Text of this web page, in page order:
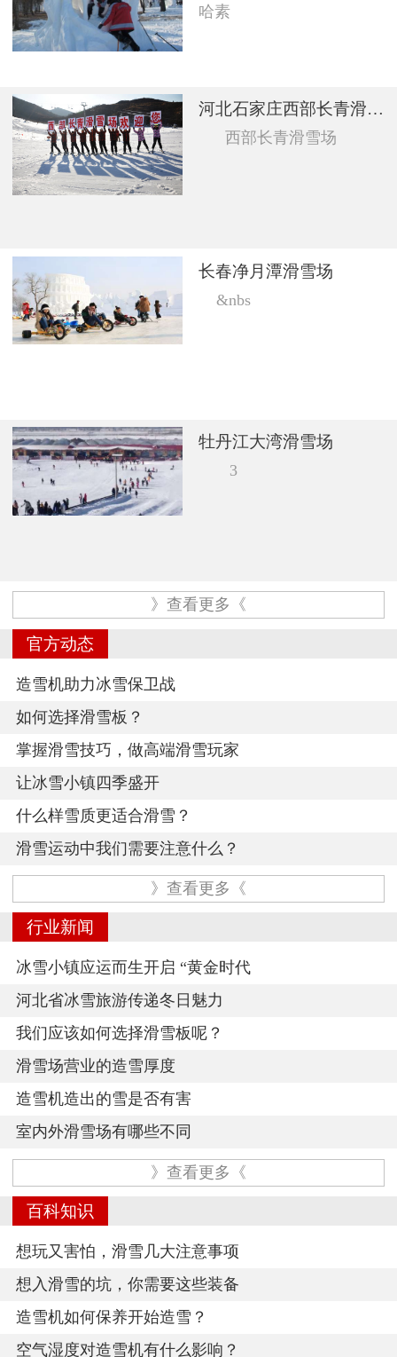
哈素
河北石家庄西部长青滑雪场
西部长青滑雪场
长春净月潭滑雪场
&nbs
牡丹江大湾滑雪场
3
》查看更多《
官方动态
造雪机助力冰雪保卫战
如何选择滑雪板？
掌握滑雪技巧，做高端滑雪玩家
让冰雪小镇四季盛开
什么样雪质更适合滑雪？
滑雪运动中我们需要注意什么？
》查看更多《
行业新闻
冰雪小镇应运而生开启 “黄金时代
河北省冰雪旅游传递冬日魅力
我们应该如何选择滑雪板呢？
滑雪场营业的造雪厚度
造雪机造出的雪是否有害
室内外滑雪场有哪些不同
》查看更多《
百科知识
想玩又害怕，滑雪几大注意事项
想入滑雪的坑，你需要这些装备
造雪机如何保养开始造雪？
空气湿度对造雪机有什么影响？